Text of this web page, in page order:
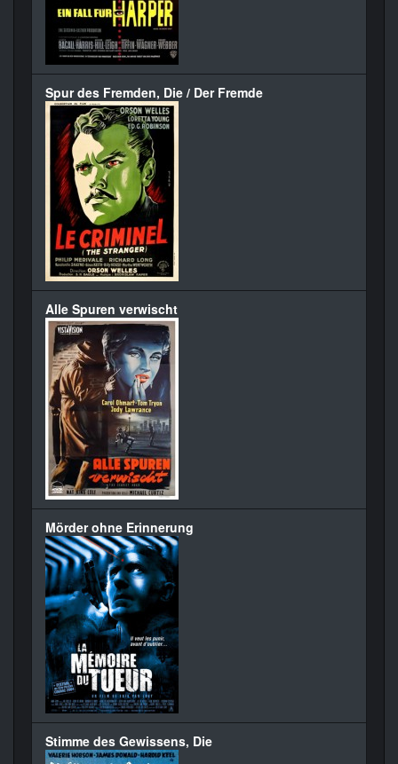
Spur des Fremden, Die / Der Fremde
Alle Spuren verwischt
Mörder ohne Erinnerung
Stimme des Gewissens, Die